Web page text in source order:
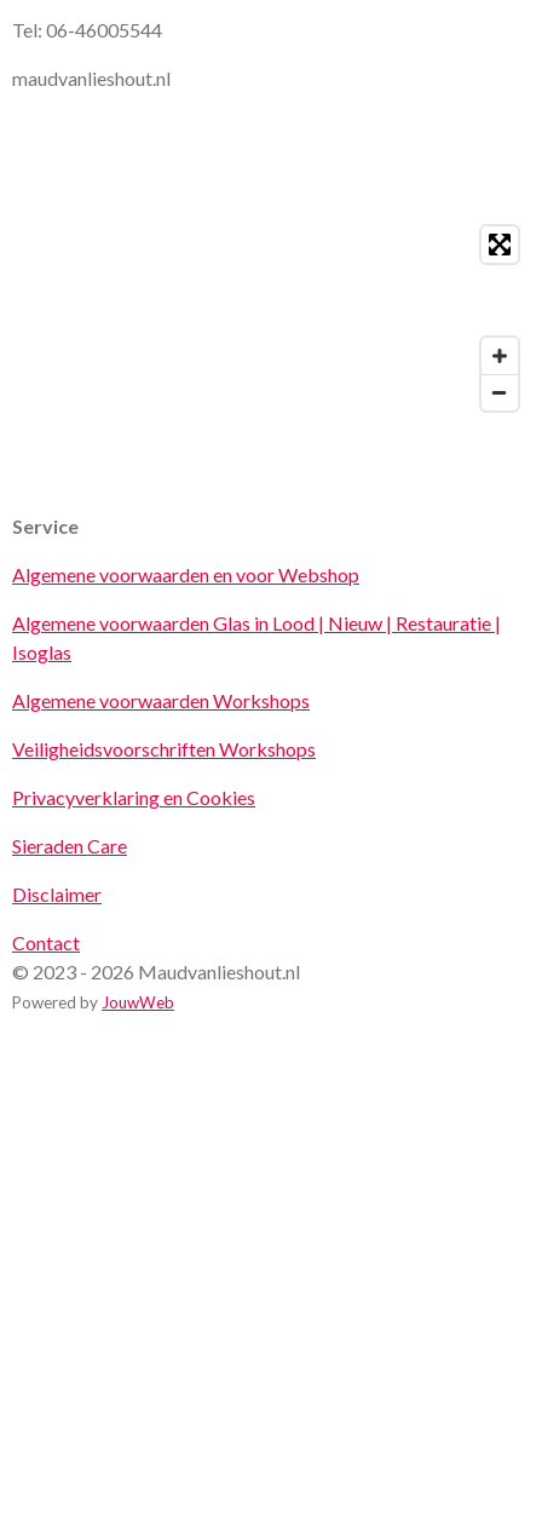
a
a
Tel: 06-46005544
maudvanlieshout.nl
Service
Algemene voorwaarden en voor Webshop
Algemene voorwaarden Glas in Lood | Nieuw | Restauratie |
Isoglas
Algemene voorwaarden Workshops
Veiligheidsvoorschriften Workshops
Privacyverklaring en Cookies
Sieraden Care
Disclaimer
Contact
© 2023 - 2026 Maudvanlieshout.nl
Powered by JouwWeb